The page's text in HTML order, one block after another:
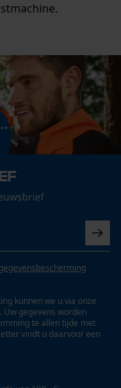
kunnen we u via onze
Uw gegevens worden
te allen tijde met
vindt u daarvoor een